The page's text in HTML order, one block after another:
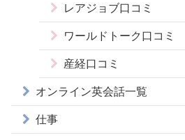
レアジョブ口コミ
ワールドトーク口コミ
産経口コミ
オンライン英会話一覧
仕事